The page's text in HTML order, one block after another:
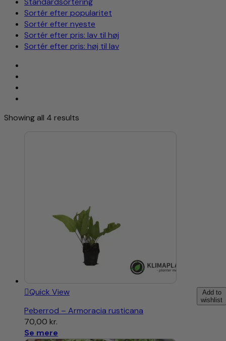
Sortér efter popularitet
Sortér efter nyeste
Sortér efter pris: lav til høj
Sortér efter pris: høj til lav
Showing all 4 results
Add to
wishlist
Quick View
Peberrod – Armoracia rusticana
70,00 kr.
Se mere